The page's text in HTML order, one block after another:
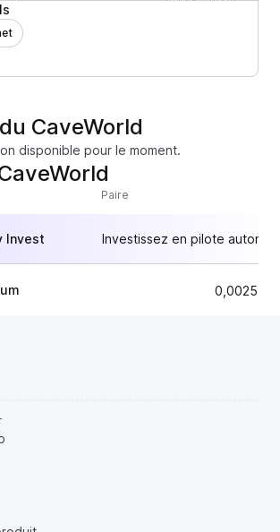
CaveWorld
disponible pour le moment.
Paire
Invest Investissez en pilote